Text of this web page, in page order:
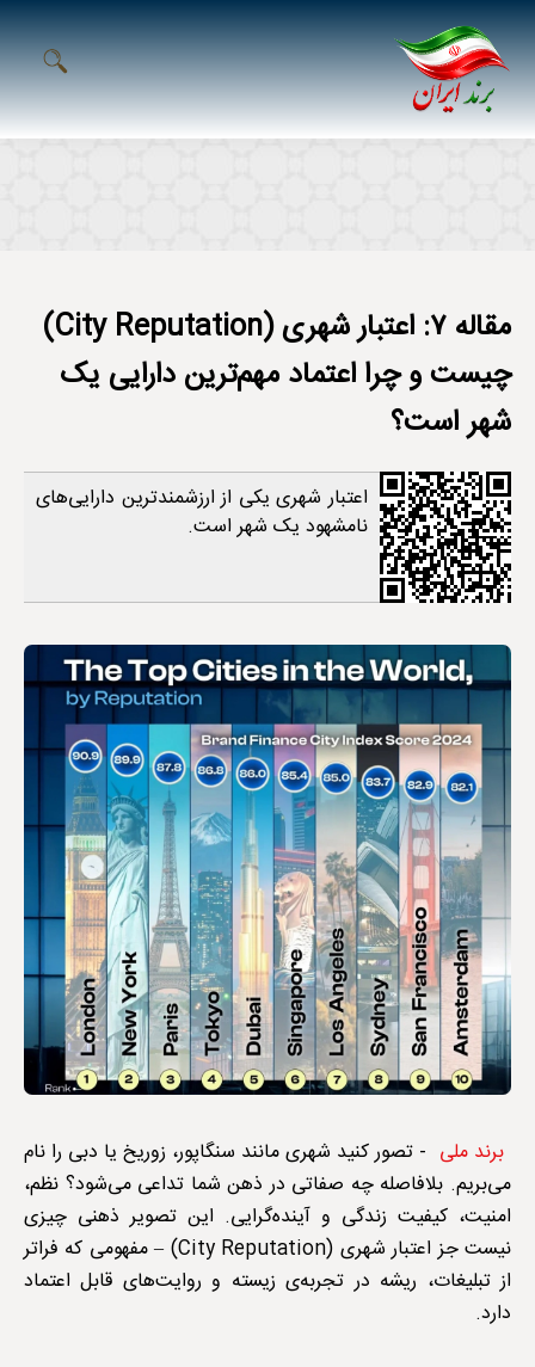
مقاله ۷: اعتبار شهری (City Reputation)
چیست و چرا اعتماد مهم‌ترین دارایی یک
شهر است؟
اعتبار شهری یکی از ارزشمندترین دارایی‌های
نامشهود یک شهر است.
برند ملی - تصور کنید شهری مانند سنگاپور، زوریخ یا دبی را نام
می‌بریم. بلافاصله چه صفاتی در ذهن شما تداعی می‌شود؟ نظم،
امنیت، کیفیت زندگی و آینده‌گرایی. این تصویر ذهنی چیزی
نیست جز اعتبار شهری (City Reputation) – مفهومی که فراتر
از تبلیغات، ریشه در تجربه‌ی زیسته و روایت‌های قابل اعتماد
دارد.